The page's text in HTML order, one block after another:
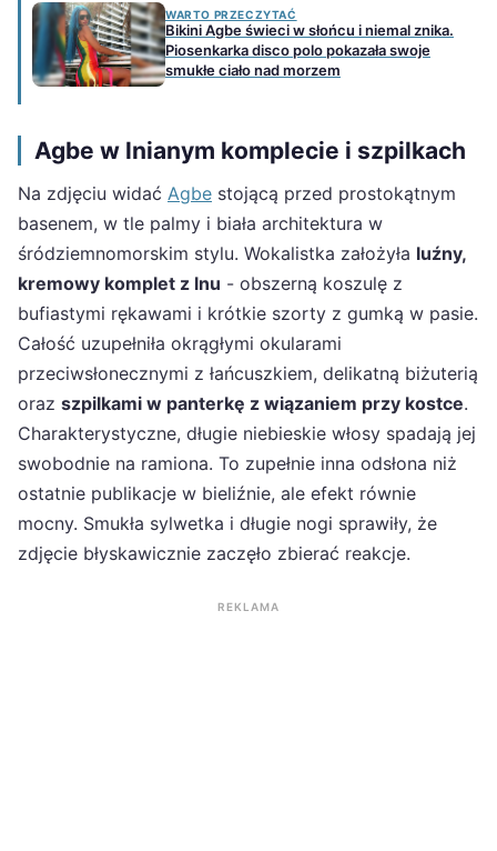
WARTO PRZECZYTAĆ
Bikini Agbe świeci w słońcu i niemal znika.
Piosenkarka disco polo pokazała swoje
smukłe ciało nad morzem
Agbe w lnianym komplecie i szpilkach
Na zdjęciu widać Agbe stojącą przed prostokątnym
basenem, w tle palmy i biała architektura w
śródziemnomorskim stylu. Wokalistka założyła luźny,
kremowy komplet z lnu - obszerną koszulę z
bufiastymi rękawami i krótkie szorty z gumką w pasie.
Całość uzupełniła okrągłymi okularami
przeciwsłonecznymi z łańcuszkiem, delikatną biżuterią
oraz szpilkami w panterkę z wiązaniem przy kostce.
Charakterystyczne, długie niebieskie włosy spadają jej
swobodnie na ramiona. To zupełnie inna odsłona niż
ostatnie publikacje w bieliźnie, ale efekt równie
mocny. Smukła sylwetka i długie nogi sprawiły, że
zdjęcie błyskawicznie zaczęło zbierać reakcje.
REKLAMA